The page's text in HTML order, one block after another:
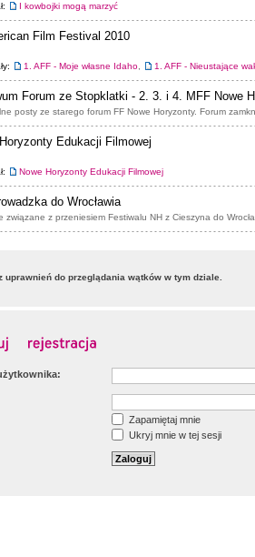
I kowbojki mogą marzyć
Film Festival 2010
1. AFF - Moje własne Idaho, 1. AFF - Nieustające
Forum ze Stopklatki - 2. 3. i 4. MFF Nowe
posty ze starego forum FF Nowe Horyzonty. Forum
Edukacji Filmowej
Nowe Horyzonty Edukacji Filmowej
do Wrocławia
związane z przeniesiem Festiwalu NH z Cieszyna do
uprawnień do przeglądania wątków w tym dziale.
Zapamiętaj mnie
Ukryj mnie w tej sesji